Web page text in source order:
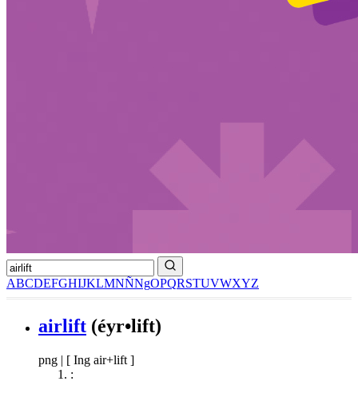
ABCDEFGHIJKLMNÑNgOPQRSTUVWXYZ
airlift (éyr•lift)
png | [ Ing air+lift ]
: